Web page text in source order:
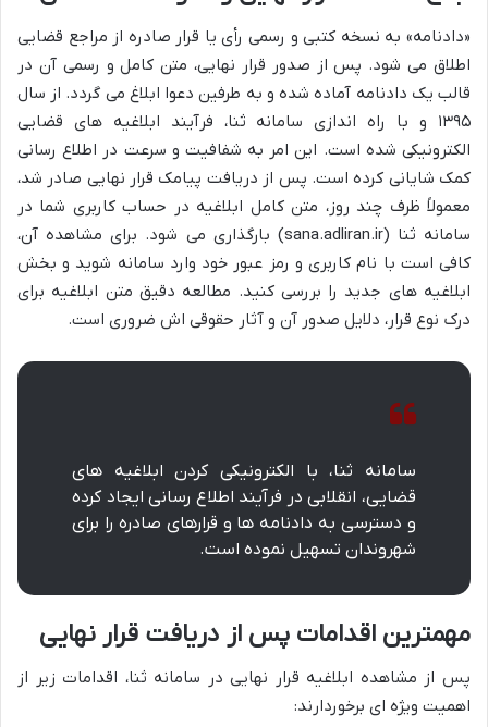
«دادنامه» به نسخه کتبی و رسمی رأی یا قرار صادره از مراجع قضایی
اطلاق می شود. پس از صدور قرار نهایی، متن کامل و رسمی آن در
قالب یک دادنامه آماده شده و به طرفین دعوا ابلاغ می گردد. از سال
۱۳۹۵ و با راه اندازی سامانه ثنا، فرآیند ابلاغیه های قضایی
الکترونیکی شده است. این امر به شفافیت و سرعت در اطلاع رسانی
کمک شایانی کرده است. پس از دریافت پیامک قرار نهایی صادر شد،
معمولاً ظرف چند روز، متن کامل ابلاغیه در حساب کاربری شما در
سامانه ثنا (sana.adliran.ir) بارگذاری می شود. برای مشاهده آن،
کافی است با نام کاربری و رمز عبور خود وارد سامانه شوید و بخش
ابلاغیه های جدید را بررسی کنید. مطالعه دقیق متن ابلاغیه برای
درک نوع قرار، دلایل صدور آن و آثار حقوقی اش ضروری است.
سامانه ثنا، با الکترونیکی کردن ابلاغیه های
قضایی، انقلابی در فرآیند اطلاع رسانی ایجاد کرده
و دسترسی به دادنامه ها و قرارهای صادره را برای
شهروندان تسهیل نموده است.
مهمترین اقدامات پس از دریافت قرار نهایی
پس از مشاهده ابلاغیه قرار نهایی در سامانه ثنا، اقدامات زیر از
اهمیت ویژه ای برخوردارند: